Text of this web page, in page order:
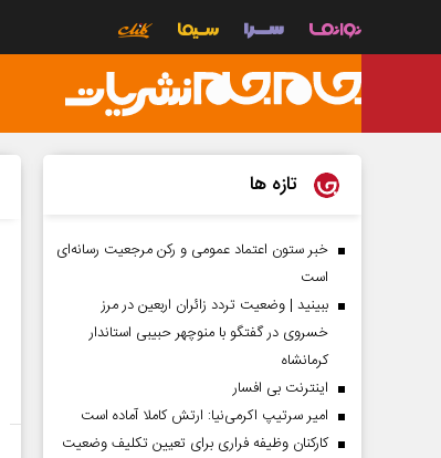
تازه ها
خبر ستون اعتماد عمومی و رکن مرجعیت رسانه‌ای
است
ببینید | وضعیت تردد زائران اربعین در مرز
خسروی در گفتگو با منوچهر حبیبی استاندار
کرمانشاه
اینترنت بی افسار
امیر سرتیپ اکرمی‌نیا: ارتش کاملا آماده است
کارکنان وظیفه فراری برای تعیین تکلیف وضعیت